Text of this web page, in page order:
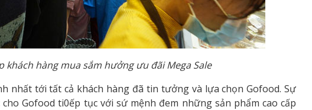
hàng mua sắm hưởng ưu đãi Mega Sale
nhất tới tất cả khách hàng đã tin tưởng và lựa chọn Gofood. Sự
Gofood ti0ếp tục với sứ mệnh đem những sản phẩm cao cấp